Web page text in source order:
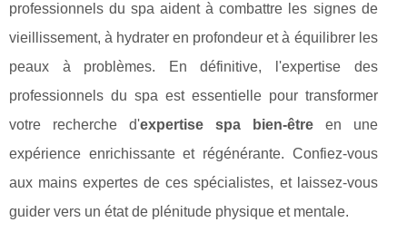
professionnels du spa aident à combattre les signes de
vieillissement, à hydrater en profondeur et à équilibrer les
peaux à problèmes. En définitive, l'expertise des
professionnels du spa est essentielle pour transformer
votre recherche d'expertise spa bien-êtreen une
expérience enrichissante et régénérante. Confiez-vous
aux mains expertes de ces spécialistes, et laissez-vous
guider vers un état de plénitude physique et mentale.